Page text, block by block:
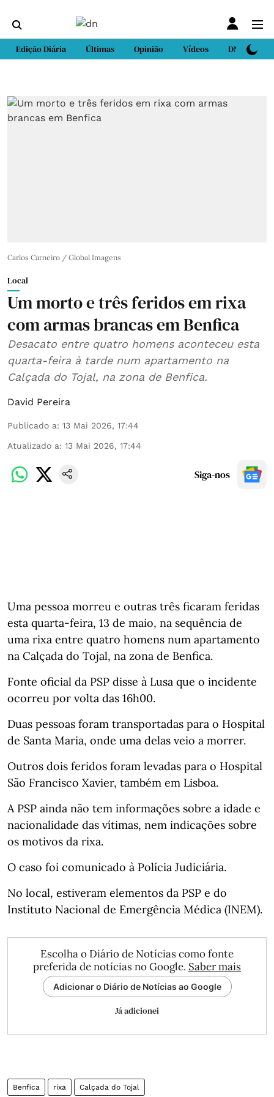
Edição Diária Últimas Opinião Vídeos DN Sport
Carlos Carneiro / Global Imagens
Local
Um morto e três feridos em rixa
com armas brancas em Benfica
Desacato entre quatro homens aconteceu esta
quarta-feira à tarde num apartamento na
Calçada do Tojal, na zona de Benfica.
David Pereira
Publicado a: 13 Mai 2026, 17:44
Atualizado a: 13 Mai 2026, 17:44
Siga-nos
Uma pessoa morreu e outras três ficaram feridas
esta quarta-feira, 13 de maio, na sequência de
uma rixa entre quatro homens num apartamento
na Calçada do Tojal, na zona de Benfica.
Fonte oficial da PSP disse à Lusa que o incidente
ocorreu por volta das 16h00.
Duas pessoas foram transportadas para o Hospital
de Santa Maria, onde uma delas veio a morrer.
Outros dois feridos foram levadas para o Hospital
São Francisco Xavier, também em Lisboa.
A PSP ainda não tem informações sobre a idade e
nacionalidade das vítimas, nem indicações sobre
os motivos da rixa.
O caso foi comunicado à Polícia Judiciária.
No local, estiveram elementos da PSP e do
Instituto Nacional de Emergência Médica (INEM).
Escolha o Diário de Notícias como fonte
preferida de notícias no Google. Saber mais
Adicionar o Diário de Notícias ao Google
Já adicionei
Benfica rixa Calçada do Tojal